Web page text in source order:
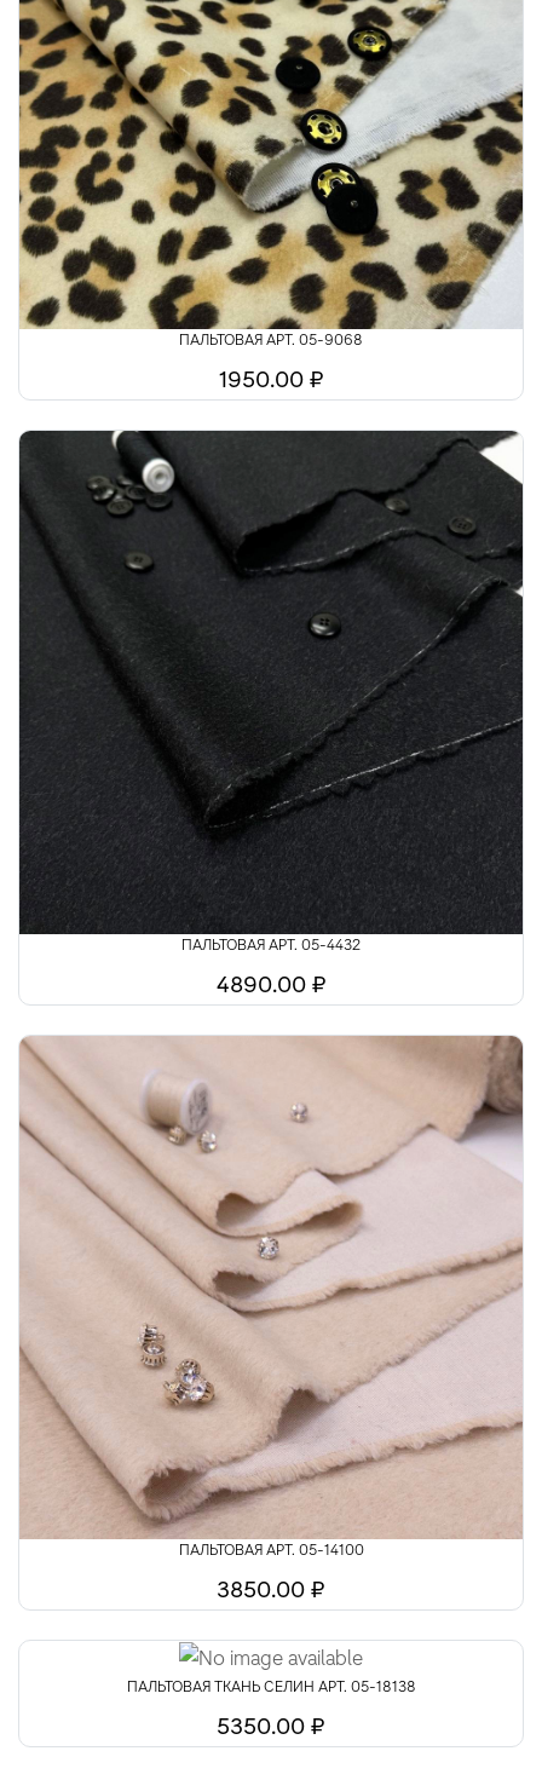
ПАЛЬТОВАЯ АРТ. 05-9068
1950.00 ₽
ПАЛЬТОВАЯ АРТ. 05-4432
4890.00 ₽
ПАЛЬТОВАЯ АРТ. 05-14100
3850.00 ₽
ПАЛЬТОВАЯ ТКАНЬ СЕЛИН АРТ. 05-18138
5350.00 ₽